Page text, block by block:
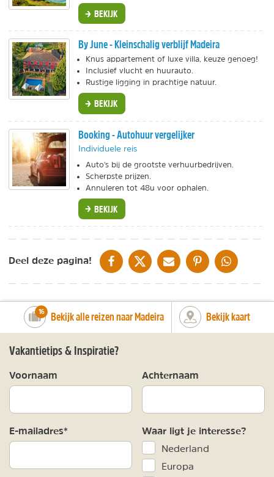
BEKIJK
By June - Kleinschalig verblijf Madeira
Knus appartement of luxe villa, keuze genoeg!
Inclusief vlucht en huurauto.
Rustige ligging in prachtige natuur.
BEKIJK
Booking - Autohuur vergelijker
Individuele reis
Auto's bij de grootste verhuurbedrijven.
Scherpste prijzen.
Annuleren tot 48u voor ophalen.
BEKIJK
Deel deze pagina! DELEN OP FACEBOOK
DELEN OP XDELEN VIA DE MAIL
DELEN OP PINTEREST
DELEN OP
number_of_trips:
16 Bekijk alle reizen naar Madeira Bekijk kaart
Vakantietips & Inspiratie?
Voornaam Achternaam
E-mailadres* Waar ligt je interesse?
Nederland
Europa